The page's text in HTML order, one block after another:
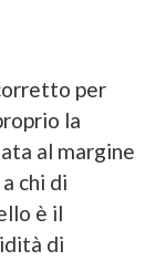
per
la
al margine
chi di
è il
di